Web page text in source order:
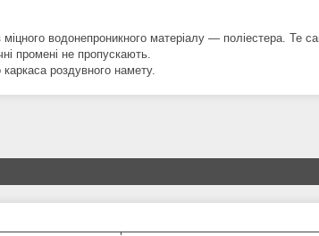
водонепроникного матеріалу — поліестера. Те
промені не пропускають.
каркаса роздувного намету.